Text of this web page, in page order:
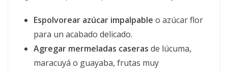
Espolvorear azúcar impalpable o azúcar flor
para un acabado delicado.
Agregar mermeladas caseras de lúcuma,
maracuyá o guayaba, frutas muy